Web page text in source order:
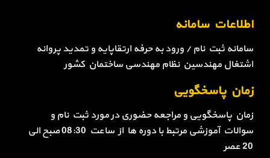
اطلاعات سامانه
سامانه ثبت نام / ورود به حرفه ارتقاپایه و تمدید پروانه
اشتغال مهندسین نظام مهندسی ساختمان کشور
زمان پاسخگویی
زمان پاسخگویی و مراجعه حضوری در مورد ثبت نام و
سوالات آموزشی مرتبط با دوره ها از ساعت 08:30 صبح الی
20 عصر